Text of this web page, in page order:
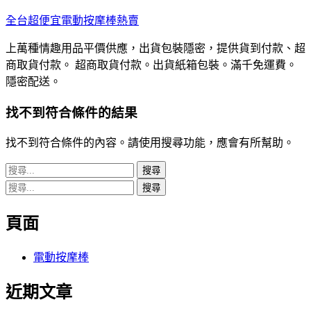
跳
主
要
內
容
全台超便宜電動按摩棒熱賣
上萬種情趣用品平價供應，出貨包裝隱密，提供貨到付款、超
商取貨付款。 超商取貨付款。出貨紙箱包裝。滿千免運費。
隱密配送。
找不到符合條件的結果
找不到符合條件的內容。請使用搜尋功能，應會有所幫助。
搜
尋
鍵
搜
關
頁面
電動按摩棒
近期文章